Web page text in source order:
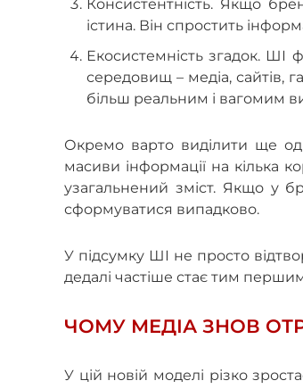
Консистентність. Якщо
істина. Він спростить
Екосистемність згадок.
середовищ – медіа, сайтів,
більш реальним і вагомим
Окремо варто виділити ще
масиви інформації на кілька
узагальнений зміст. Якщо у
сформуватися випадково.
У підсумку ШІ не просто
дедалі частіше стає тим
ЧОМУ МЕДІА ЗНОВ
У цій новій моделі різко